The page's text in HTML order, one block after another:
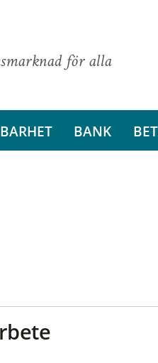
för alla
BANK